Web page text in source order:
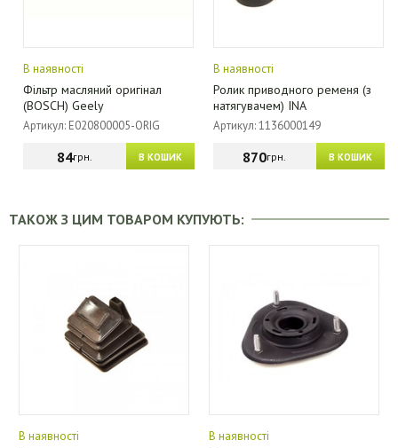
В наявності
Фільтр масляний оригінал
(BOSCH) Geely
Артикул: E020800005-ORIG
В КОШИК
84грн.
В наявності
Ролик приводного ременя (з
натягувачем) INA
Артикул: 1136000149
В КОШИК
870грн.
ТАКОЖ З ЦИМ ТОВАРОМ КУПУЮТЬ:
В наявності В наявності